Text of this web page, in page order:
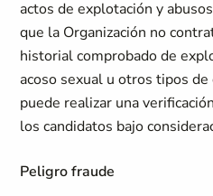
actos de explotación y
que la Organización no
historial comprobado de
acoso sexual u otros tipos
puede realizar una
los candidatos bajo
Peligro fraude